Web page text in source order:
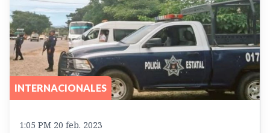
INTERNACIONALES
1:05 PM 20 feb. 2023